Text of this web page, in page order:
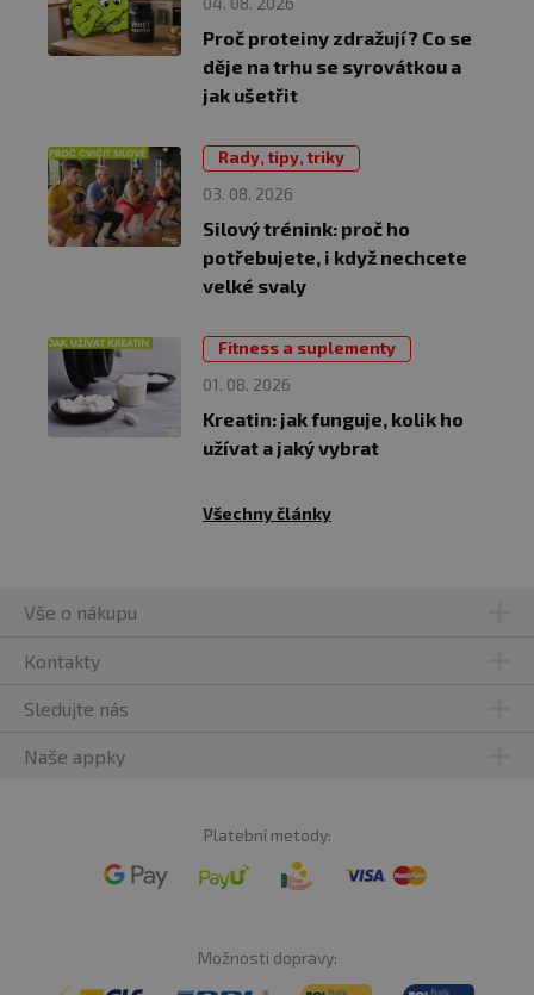
Proč proteiny zdražují? Co se
děje na trhu se syrovátkou a
jak ušetřit
03. 08. 2026
Rady, tipy, triky
Silový trénink: proč ho
potřebujete, i když nechcete
velké svaly
01. 08. 2026
Fitness a suplementy
Kreatin: jak funguje, kolik ho
užívat a jaký vybrat
Všechny články
Vše o nákupu
Kontakty
Sledujte nás
Naše appky
Platební metody:
Možnosti dopravy: